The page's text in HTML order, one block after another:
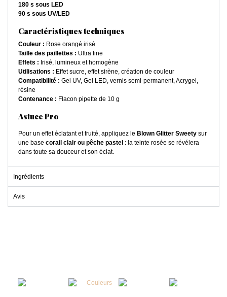
180 s sous LED
90 s sous UV/LED
Caractéristiques techniques
Couleur : Rose orangé irisé
Taille des paillettes : Ultra fine
Effets : Irisé, lumineux et homogène
Utilisations : Effet sucre, effet sirène, création de couleur
Compatibilité : Gel UV, Gel LED, vernis semi-permanent, Acrygel,
résine
Contenance : Flacon pipette de 10 g
Astuce Pro
Pour un effet éclatant et fruité, appliquez le Blown Glitter Sweety sur
une base corail clair ou pêche pastel : la teinte rosée se révélera
dans toute sa douceur et son éclat.
Ingrédients
Avis